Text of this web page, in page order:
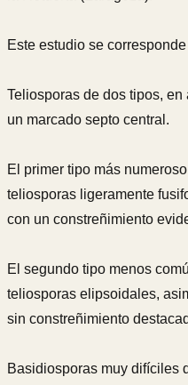
Este estudio se
Teliosporas de dos tipos,
un marcado septo central.
El primer tipo más
teliosporas ligeramente
con un constreñimiento
El segundo tipo menos
teliosporas elipsoidales,
sin constreñimiento
Basidiosporas muy difíciles